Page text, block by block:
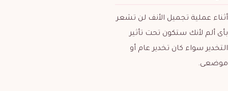
أثناء عملية تجميل الأنف لن تشعر
بأى ألم لأنك ستكون تحت تأثير
التخدير سواء كان تخدير عام أو
موضعى.